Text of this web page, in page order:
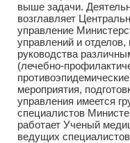
выше задачи.
возглавляет
управление
управлений и
руководства
(лечебно-
мероприятия,
управления имеется
специалистов
работает Ученый
ведущих